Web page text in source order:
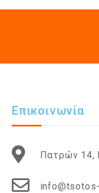
Επικοινωνία
Πατρών 14,